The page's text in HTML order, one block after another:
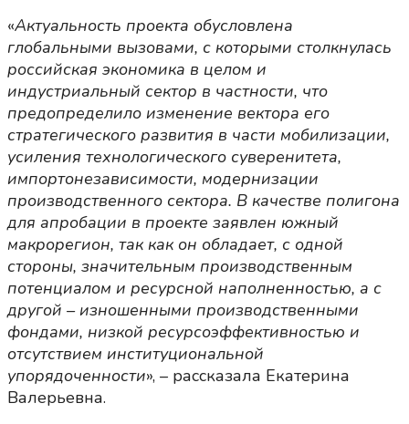
«Актуальность проекта обусловлена
глобальными вызовами, с которыми столкнулась
российская экономика в целом и
индустриальный сектор в частности, что
предопределило изменение вектора его
стратегического развития в части мобилизации,
усиления технологического суверенитета,
импортонезависимости, модернизации
производственного сектора. В качестве полигона
для апробации в проекте заявлен южный
макрорегион, так как он обладает, с одной
стороны, значительным производственным
потенциалом и ресурсной наполненностью, а с
другой – изношенными производственными
фондами, низкой ресурсоэффективностью и
отсутствием институциональной
упорядоченности», – рассказала Екатерина
Валерьевна.